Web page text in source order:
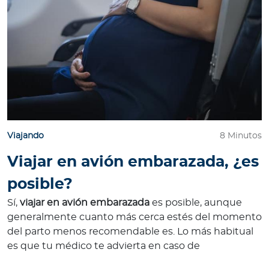
Viajando 8 Minutos
Viajar en avión embarazada, ¿es
posible?
Sí, viajar en avión embarazada es posible, aunque
generalmente cuanto más cerca estés del momento
del parto menos recomendable es. Lo más habitual
es que tu médico te advierta en caso de